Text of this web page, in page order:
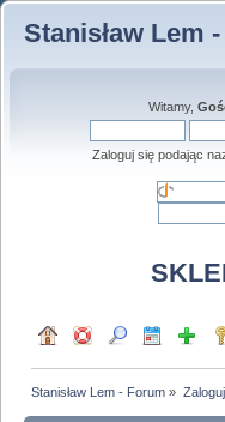
Stanisław Lem
Witamy,
Zaloguj się podając
Stanisław Lem - Forum »